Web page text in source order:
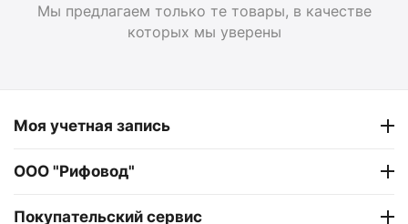
Мы предлагаем только те товары, в качестве
которых мы уверены
Моя учетная запись
ООО "Рифовод"
Покупательский сервис